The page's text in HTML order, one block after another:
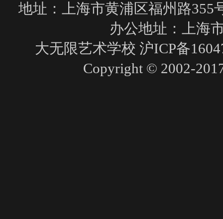
地址：上海市黄浦区福州路355
办公地址：上海
大无限艺术学校 沪ICP备
Copyright © 2002-